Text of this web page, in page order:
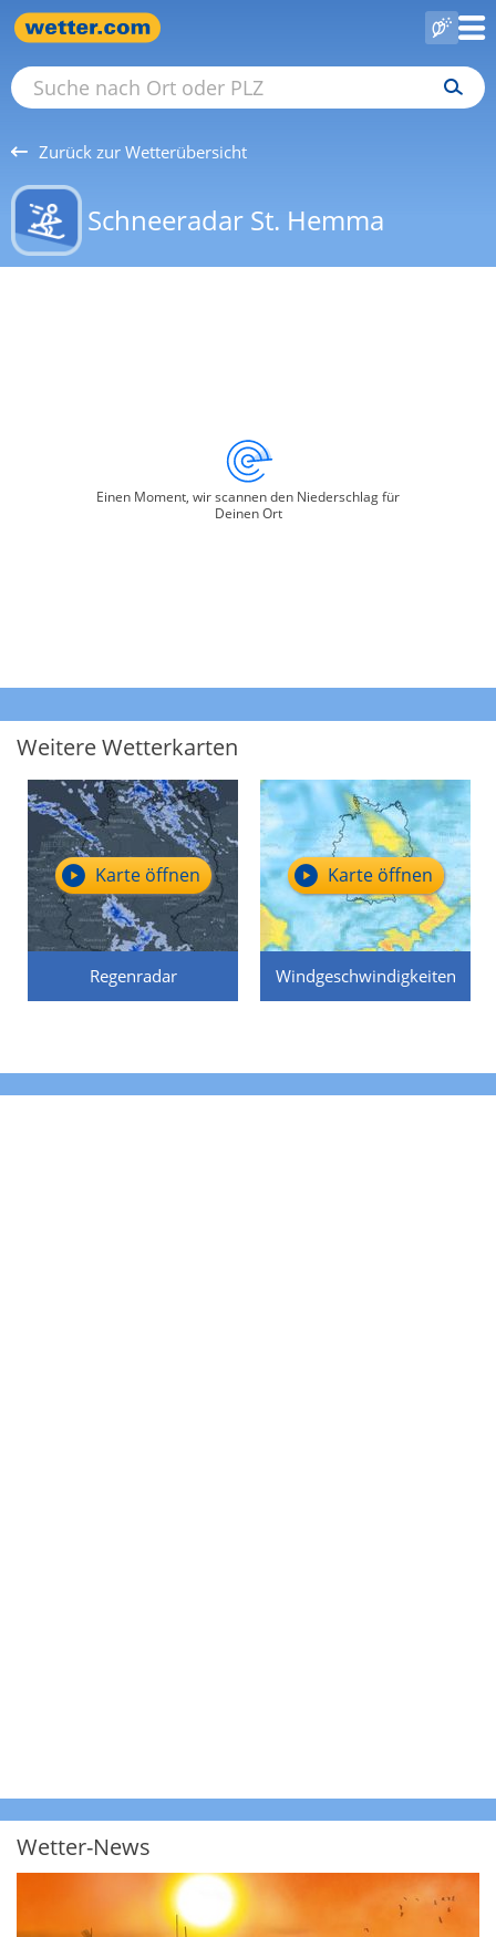
Zurück zur Wetterübersicht
Schneeradar St. Hemma
Einen Moment, wir scannen den Niederschlag für
Deinen Ort
Weitere Wetterkarten
Regenradar
Karte öffnen
Windgeschwindigkeiten
Karte öffnen
Wetter-News